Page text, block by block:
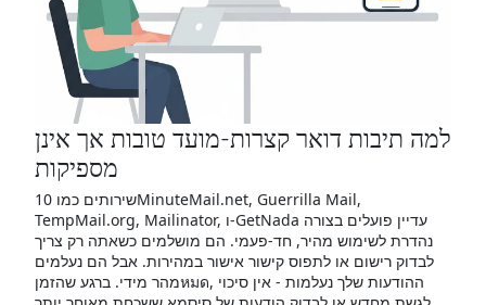
למה תיבות דואר קצרות-מועד טובות אך אינן
מספיקות
שירותים כמו 10MinuteMail.net, Guerrilla Mail,
TempMail.org, Mailinator, ו-GetNada עדיין פועלים בצורה
נהדרת לשימוש מהיר, חד-פעמי. הם מושלמים כשאתה רק צריך
לבדוק רישום או לתפוס קישור אישור במהירות. אבל הם נעלמים
מהר מידי. ברגע שהזמןหมด, ההודעות שלך נעלמות - אין סיכוי